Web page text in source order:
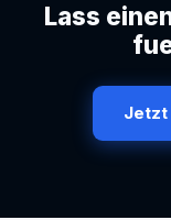
Lass
Jetzt